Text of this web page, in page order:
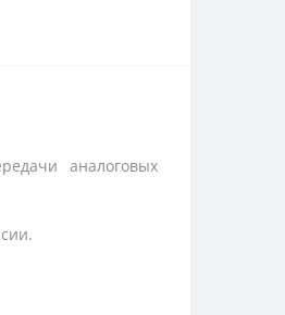
аналоговых